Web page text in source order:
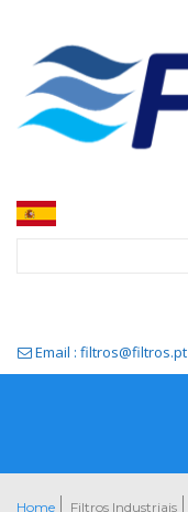
 Email : filtros@filtros.pt
Home Filtros Industriais